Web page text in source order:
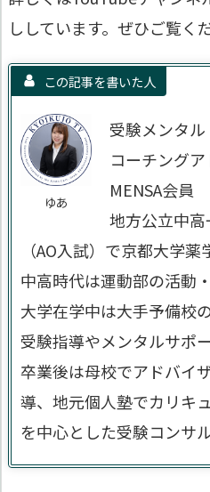
ししています。ぜひご覧く
この記事を書いた人
ゆあ
受験メンタ
コーチング
MENSA会員
地方公立中
（AO入試）で京都大学
中高時代は運動部の活動
大学在学中は大手予備校
受験指導やメンタルサポ
卒業後は母校でアドバイ
導、地元個人塾でカリキ
を中心とした受験コンサ